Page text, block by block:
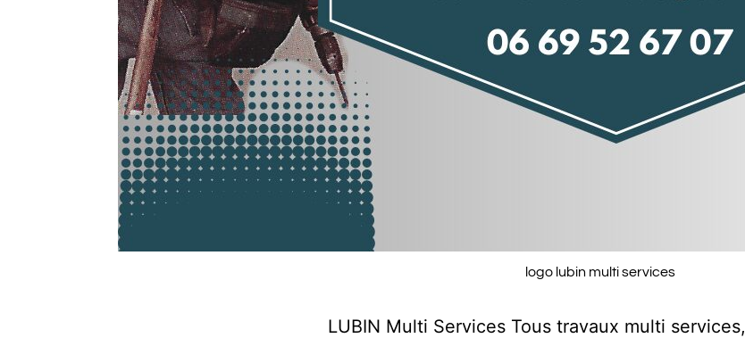
logo lubin multi services
LUBIN Multi Services Tous travaux multi services,